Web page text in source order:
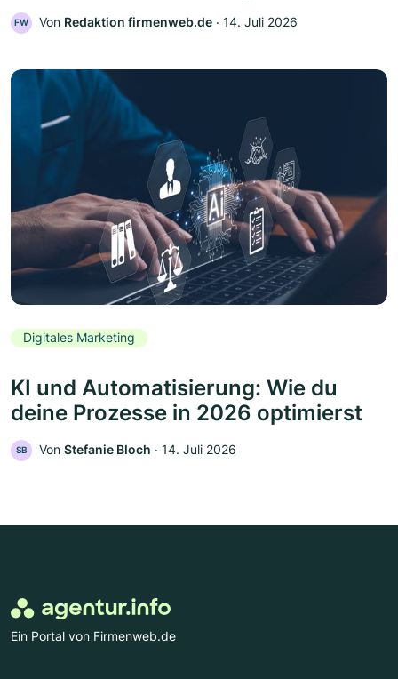
FW Von Redaktion firmenweb.de ‧ 14. Juli 2026
Digitales Marketing
KI und Automatisierung: Wie du
deine Prozesse in 2026 optimierst
SB Von Stefanie Bloch ‧ 14. Juli 2026
Ein Portal von Firmenweb.de